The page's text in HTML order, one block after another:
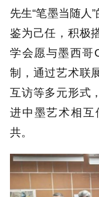
先生“笔墨当随人
鉴为己任，积极
学会愿与墨西哥
制，通过艺术联
互访等多元形式
进中墨艺术相互
共。